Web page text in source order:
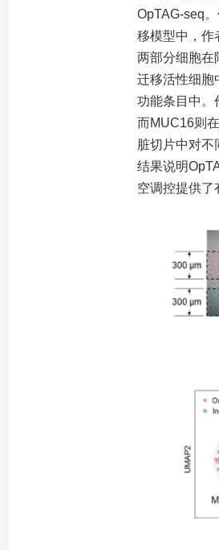
OpTAG-seq
移模型中，作
两部分细胞在
迁移活性细胞
功能条目中。
而MUC16则
脏切片中对不
结果说明
空调控提供了